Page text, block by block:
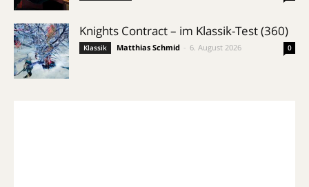
Knights Contract – im Klassik-Test (360)
Klassik Matthias Schmid 6. August 2026 0